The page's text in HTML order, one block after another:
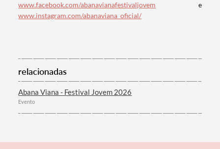
www.facebook.com/abanavianafestivaljovem e
www.instagram.com/abanaviana_oficial/
relacionadas
Abana Viana - Festival Jovem 2026
Evento